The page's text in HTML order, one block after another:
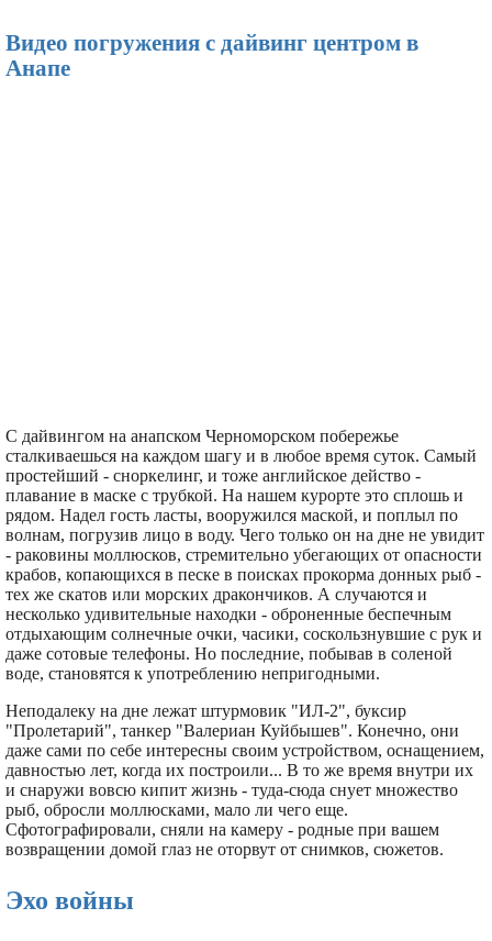
Видео погружения с дайвинг центром в
Анапе
С дайвингом на анапском Черноморском побережье
сталкиваешься на каждом шагу и в любое время суток. Самый
простейший - сноркелинг, и тоже английское действо -
плавание в маске с трубкой. На нашем курорте это сплошь и
рядом. Надел гость ласты, вооружился маской, и поплыл по
волнам, погрузив лицо в воду. Чего только он на дне не увидит
- раковины моллюсков, стремительно убегающих от опасности
крабов, копающихся в песке в поисках прокорма донных рыб -
тех же скатов или морских дракончиков. А случаются и
несколько удивительные находки - оброненные беспечным
отдыхающим солнечные очки, часики, соскользнувшие с рук и
даже сотовые телефоны. Но последние, побывав в соленой
воде, становятся к употреблению непригодными.
Неподалеку на дне лежат штурмовик "ИЛ-2", буксир
"Пролетарий", танкер "Валериан Куйбышев". Конечно, они
даже сами по себе интересны своим устройством, оснащением,
давностью лет, когда их построили... В то же время внутри их
и снаружи вовсю кипит жизнь - туда-сюда снует множество
рыб, обросли моллюсками, мало ли чего еще.
Сфотографировали, сняли на камеру - родные при вашем
возвращении домой глаз не оторвут от снимков, сюжетов.
Эхо войны